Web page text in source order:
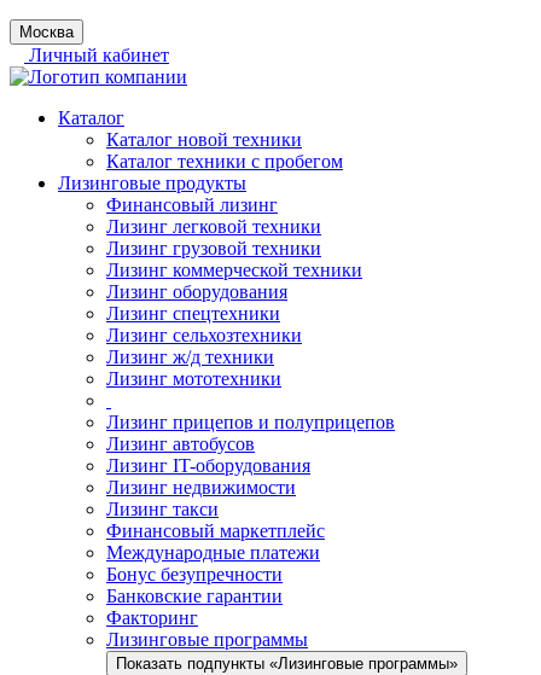
Москва
Личный кабинет
Каталог
Каталог новой техники
Каталог техники с пробегом
Лизинговые продукты
Финансовый лизинг
Лизинг легковой техники
Лизинг грузовой техники
Лизинг коммерческой техники
Лизинг оборудования
Лизинг спецтехники
Лизинг сельхозтехники
Лизинг ж/д техники
Лизинг мототехники
Лизинг прицепов и полуприцепов
Лизинг автобусов
Лизинг IT-оборудования
Лизинг недвижимости
Лизинг такси
Финансовый маркетплейс
Международные платежи
Бонус безупречности
Банковские гарантии
Факторинг
Лизинговые программы
Показать подпункты «Лизинговые программы»